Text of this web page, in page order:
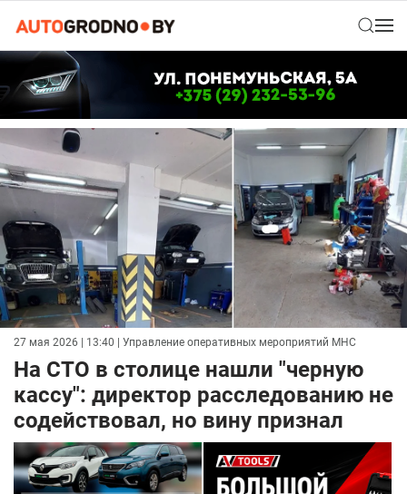
27 мая 2026 | 13:40 | Управление оперативных мероприятий МНС
На СТО в столице нашли "черную
кассу": директор расследованию не
содействовал, но вину признал